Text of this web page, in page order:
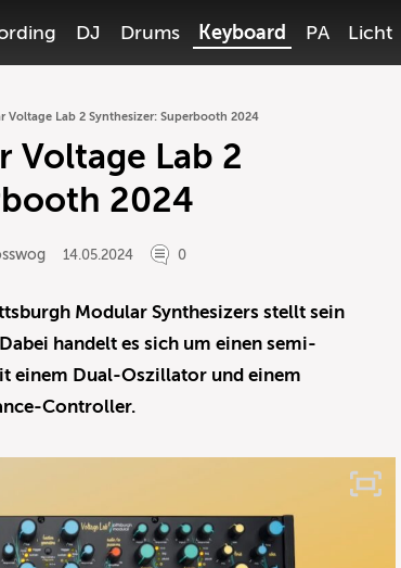
DJ Drums Keyboard PA Licht
Voltage Lab 2 Synthesizer: Superbooth 2024
Voltage Lab 2
2024
14.05.2024 0
Modular Synthesizers stellt sein
handelt es sich um einen semi-
einem Dual-Oszillator und einem
Controller.